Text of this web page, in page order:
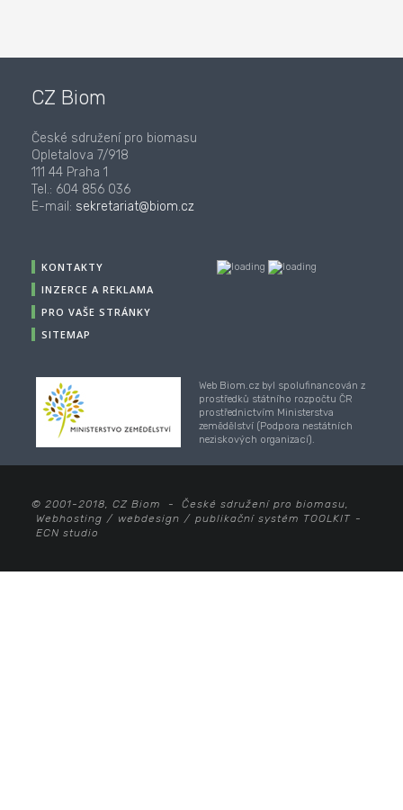
CZ Biom
České sdružení pro biomasu
Opletalova 7/918
111 44 Praha 1
Tel.: 604 856 036
E-mail: sekretariat@biom.cz
KONTAKTY
INZERCE A REKLAMA
PRO VAŠE STRÁNKY
SITEMAP
Web Biom.cz byl spolufinancován z
prostředků státního rozpočtu ČR
prostřednictvím Ministerstva
zemědělství (Podpora nestátních
neziskových organizací).
© 2001-2018, CZ Biom - České sdružení pro biomasu,
Webhosting / webdesign / publikační systém TOOLKIT -
ECN studio